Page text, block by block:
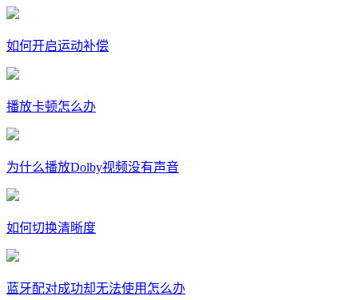
如何开启运动补偿
播放卡顿怎么办
为什么播放Dolby视频没有声音
如何切换清晰度
蓝牙配对成功却无法使用怎么办